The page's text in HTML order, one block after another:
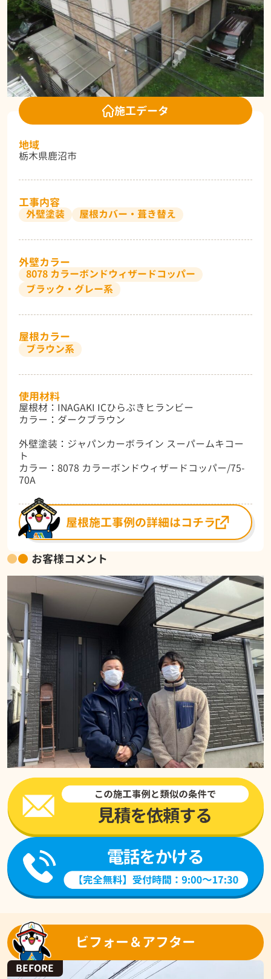
施工データ
地域
栃木県鹿沼市
工事内容
外壁塗装 屋根カバー・葺き替え
外壁カラー
8078 カラーボンドウィザードコッパー
ブラック・グレー系
屋根カラー
ブラウン系
使用材料
屋根材：INAGAKI ICひらぶきヒランビー
カラー：ダークブラウン
外壁塗装：ジャパンカーボライン スーパームキコー
ト
カラー：8078 カラーボンドウィザードコッパー/75-
70A
屋根施工事例の詳細はコチラ
お客様コメント
ビフォー＆アフター